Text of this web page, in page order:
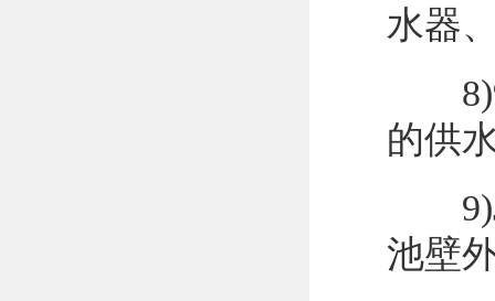
水器
的供
池壁